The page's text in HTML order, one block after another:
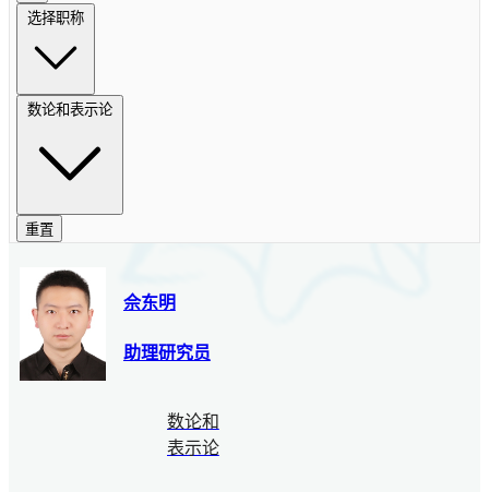
选择职称
数论和表示论
重置
佘东明
助理研究员
数论和
表示论